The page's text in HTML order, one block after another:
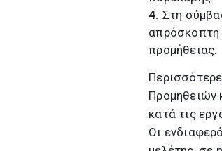
4. Στη
απρόσκοπτη
προμήθειας.
Προμηθειών
κατά τις
Οι